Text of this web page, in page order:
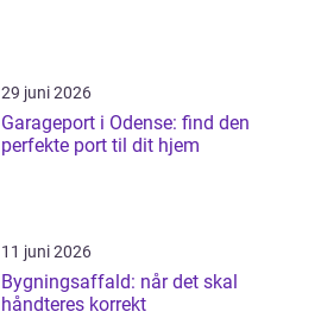
29 juni 2026
Garageport i Odense: find den
perfekte port til dit hjem
11 juni 2026
Bygningsaffald: når det skal
håndteres korrekt